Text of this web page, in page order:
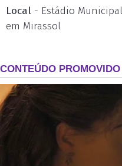
Local - Estádio
em Mirassol